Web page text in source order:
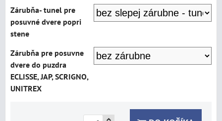
Zárubňa- tunel pre
posuvné dvere popri
stene
Zárubňa pre posuvne
dvere do puzdra
ECLISSE, JAP, SCRIGNO,
UNITREX